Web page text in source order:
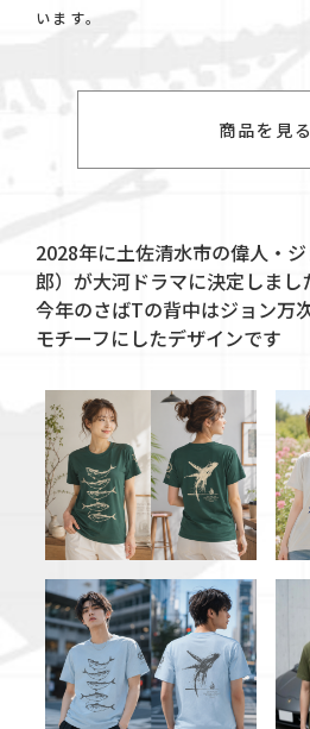
います。
商品を見る
2028年に土佐清水市の偉人・
郎）が大河ドラマに決定しまし
今年のさばTの背中はジョン万
モチーフにしたデザインです